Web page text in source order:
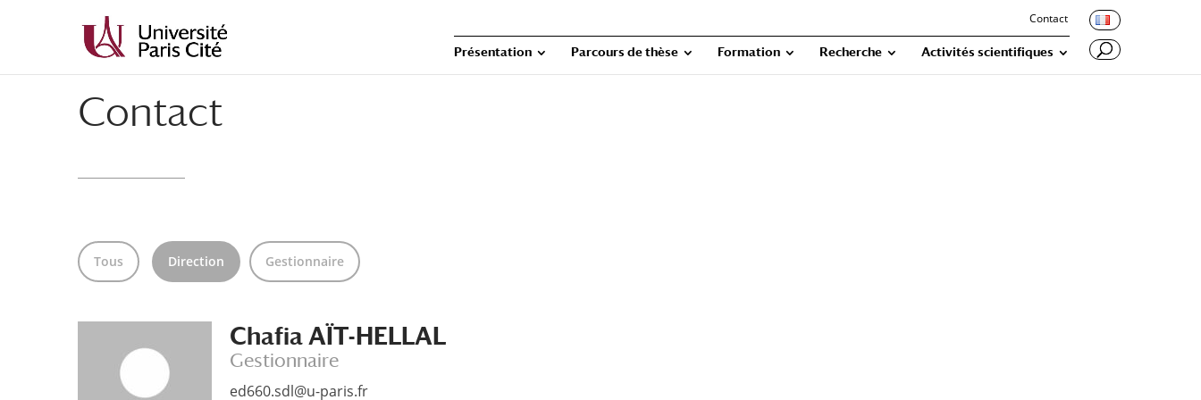
principal
navigation
Contact
Présentation Parcours de thèse Formation Recherche Activités scientifiques
Contact
Tous Direction Gestionnaire
Chafia AÏT-HELLAL
Gestionnaire
ed660.sdl@u-paris.fr